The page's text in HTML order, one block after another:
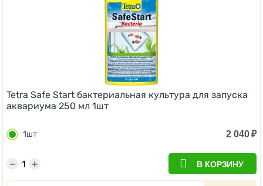
Tetra Safe Start бактериальная культура для запуска
аквариума 250 мл 1шт
1шт 2 040₽
+
− В КОРЗИНУ